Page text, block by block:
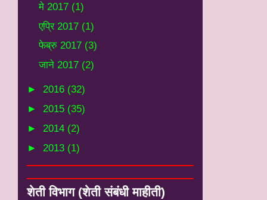
मे 2017 (1)
एप्रि 2017 (1)
फेब्रु 2017 (3)
जाने 2017 (2)
► 2016 (32)
► 2015 (35)
► 2014 (2)
► 2013 (1)
शेती विभाग (शेती संबंधी माहीती)